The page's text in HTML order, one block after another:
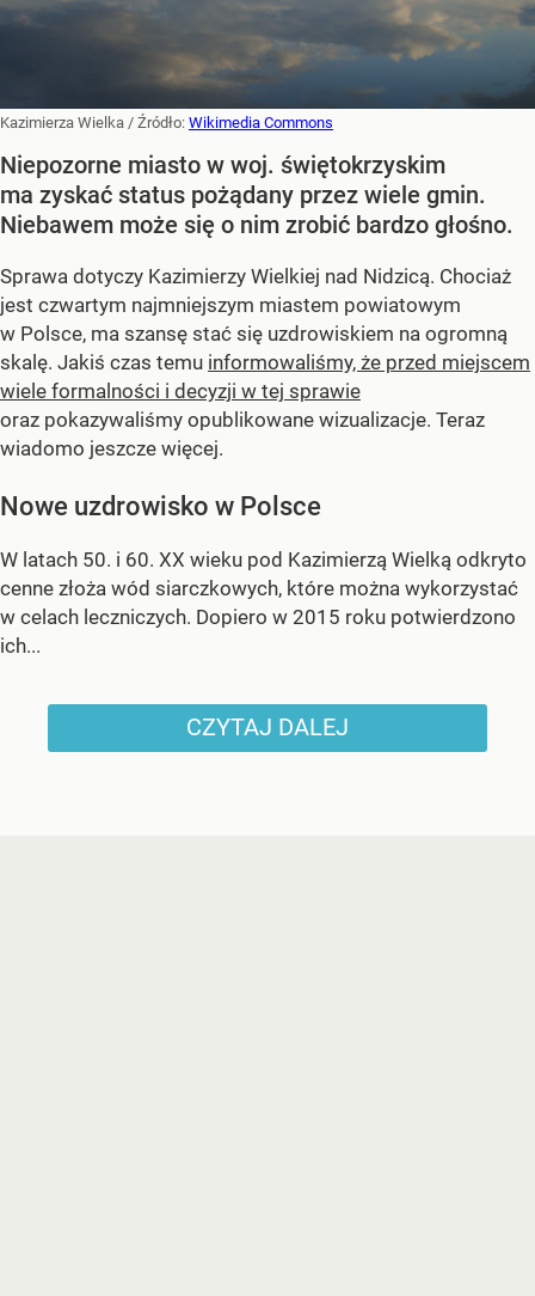
Kazimierza Wielka / Źródło: Wikimedia Commons
Niepozorne miasto w woj. świętokrzyskim
ma zyskać status pożądany przez wiele gmin.
Niebawem może się o nim zrobić bardzo głośno.
Sprawa dotyczy Kazimierzy Wielkiej nad Nidzicą. Chociaż
jest czwartym najmniejszym miastem powiatowym
w Polsce, ma szansę stać się uzdrowiskiem na ogromną
skalę. Jakiś czas temu informowaliśmy, że przed miejscem
wiele formalności i decyzji w tej sprawie
oraz pokazywaliśmy opublikowane wizualizacje. Teraz
wiadomo jeszcze więcej.
Nowe uzdrowisko w Polsce
W latach 50. i 60. XX wieku pod Kazimierzą Wielką odkryto
cenne złoża wód siarczkowych, które można wykorzystać
w celach leczniczych. Dopiero w 2015 roku potwierdzono
ich...
CZYTAJ DALEJ